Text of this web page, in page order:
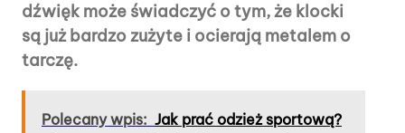
dźwięk może świadczyć o tym, że klocki
są już bardzo zużyte i ocierają metalem o
tarczę.
Polecany wpis: Jak prać odzież sportową?